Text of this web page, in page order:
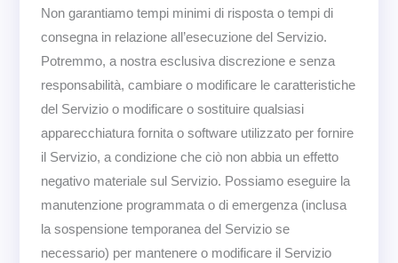
Non garantiamo tempi minimi di risposta o tempi di
consegna in relazione all’esecuzione del Servizio.
Potremmo, a nostra esclusiva discrezione e senza
responsabilità, cambiare o modificare le caratteristiche
del Servizio o modificare o sostituire qualsiasi
apparecchiatura fornita o software utilizzato per fornire
il Servizio, a condizione che ciò non abbia un effetto
negativo materiale sul Servizio. Possiamo eseguire la
manutenzione programmata o di emergenza (inclusa
la sospensione temporanea del Servizio se
necessario) per mantenere o modificare il Servizio